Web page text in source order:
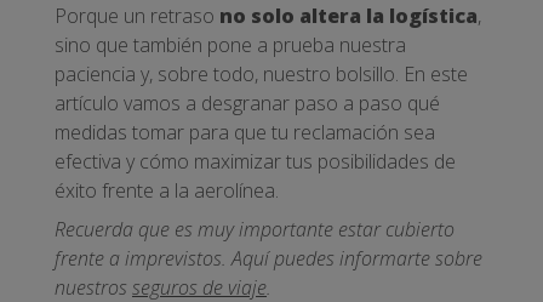
Porque un retraso no solo altera la logística,
sino que también pone a prueba nuestra
paciencia y, sobre todo, nuestro bolsillo. En este
artículo vamos a desgranar paso a paso qué
medidas tomar para que tu reclamación sea
efectiva y cómo maximizar tus posibilidades de
éxito frente a la aerolínea.
Recuerda que es muy importante estar cubierto
frente a imprevistos. Aquí puedes informarte sobre
nuestros seguros de viaje.